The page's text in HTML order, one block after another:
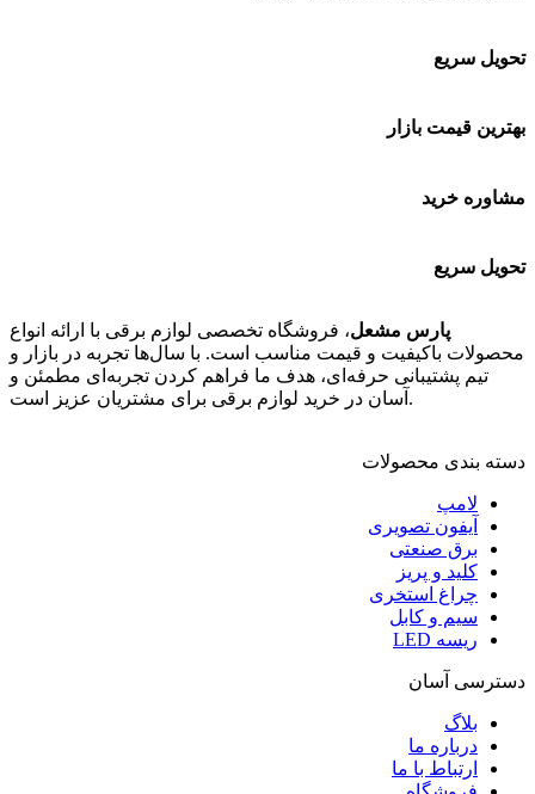
تحویل سریع
بهترین قیمت بازار
مشاوره خرید
تحویل سریع
پارس مشعل، فروشگاه تخصصی لوازم برقی با ارائه انواع
محصولات باکیفیت و قیمت مناسب است. با سال‌ها تجربه در بازار و
تیم پشتیبانی حرفه‌ای، هدف ما فراهم کردن تجربه‌ای مطمئن و
آسان در خرید لوازم برقی برای مشتریان عزیز است.
دسته بندی محصولات
لامپ
آیفون تصویری
برق صنعتی
کلید و پریز
چراغ استخری
سیم و کابل
ریسه LED
دسترسی آسان
بلاگ
درباره ما
ارتباط با ما